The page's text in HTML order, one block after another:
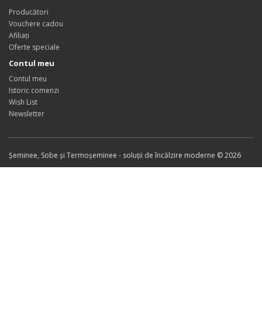
Producători
Vouchere cadou
Afiliaţi
Oferte speciale
Contul meu
Contul meu
Istoric comenzi
Wish List
Newsletter
Șeminee, Sobe și Termoșeminee - soluții de încălzire moderne © 2026